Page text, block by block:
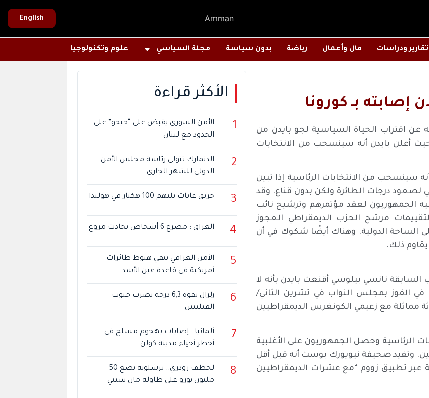
Amman
English
تقارير ودراسات مال وأعمال رياضة بدون سياسة مجلة السياسي علوم وتكنولوجيا
إصابته بـ كورونا
عن اقتراب الحياة السياسية لجو بايدن من
أعلن بايدن أنه سينسحب من الانتخابات
سينسحب من الانتخابات الرئاسية إذا تبين
درجات الطائرة ولكن بدون قناع. وقد
الجمهوريون لعقد مؤتمرهم وترشيح نائب
مرشح الحزب الديمقراطي العجوز
الساحة الدولية. وهناك أيضًا شكوك في أن
يقاوم ذلك.
نانسي بيلوسي أقنعت بايدن بأنه لا
في الفوز بمجلس النواب في تشرين الثاني/
مع زعيمي الكونغرس الديمقراطيين
الرئاسية وحصل الجمهوريون على الأغلبية
وتفيد صحيفة نيويورك بوست أنه قبل أقل
عبر تطبيق زووم “مع عشرات الديمقراطيين
الأكثر قراءة
1
الأمن السوري يقبض على “حيحو” على
الحدود مع لبنان
2
الدنمارك تتولى رئاسة مجلس الأمن
الدولي للشهر الجاري
3 حريق غابات يلتهم 100 هكتار في هولندا
4 العراق : مصرع 6 أشخاص بحادث مروع
5
الأمن العراقي ينفي هبوط طائرات
أمريكية في قاعدة عين الأسد
6
زلزال بقوة 6,3 درجة يضرب جنوب
الفيليبين
7
ألمانيا.. إصابات بهجوم مسلح في
أخطر أحياء مدينة كولن
8
لخطف رودري.. برشلونة يضع 50
مليون يورو على طاولة مان سيتي